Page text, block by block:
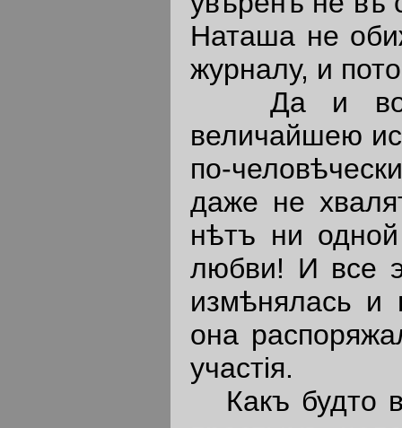
Наташа не
журналу, и
Да и
величайшею
по-
даже не
нѣтъ ни
любви! И все
измѣнялась
она
участiя.
Какъ будто